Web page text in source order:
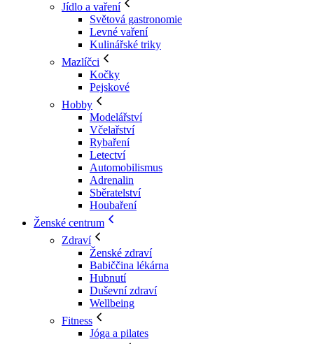
Jídlo a vaření
Světová gastronomie
Levné vaření
Kulinářské triky
Mazlíčci
Kočky
Pejskové
Hobby
Modelářství
Včelařství
Rybaření
Letectví
Automobilismus
Adrenalin
Sběratelství
Houbaření
Ženské centrum
Zdraví
Ženské zdraví
Babiččina lékárna
Hubnutí
Duševní zdraví
Wellbeing
Fitness
Jóga a pilates